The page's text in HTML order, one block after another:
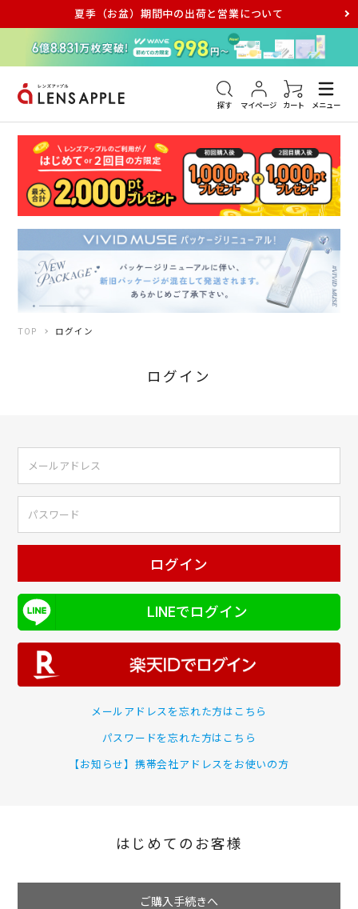
夏季（お盆）期間中の出荷と営業について
探す マイページ カート メニュー
アキュビュー メダリスト メガネ
TOP ログイン
ログイン
ログイン
LINEでログイン
メールアドレスを忘れた方はこちら
パスワードを忘れた方はこちら
【お知らせ】携帯会社アドレスをお使いの方
はじめてのお客様
ご購入手続きへ